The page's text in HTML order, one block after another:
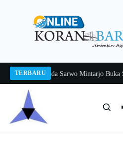
TERBARU
2026Pj Sekda Sarwo Mintarjo Buka